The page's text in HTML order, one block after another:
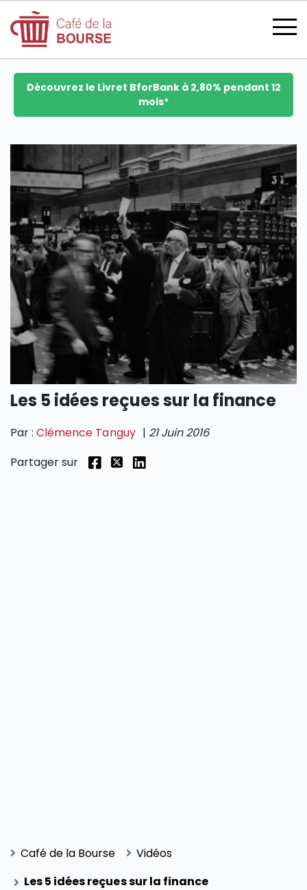
se connecter
devenir membre
CATÉGORIES
SECTIONS
Découvrez le Livret BforBank à 2,80% pendant 12
mois*
Les 5 idées reçues sur la finance
Par :Clémence Tanguy | 21 Juin 2016
Partager sur
Café de la Bourse
Vidéos
Les 5 idées reçues sur la finance